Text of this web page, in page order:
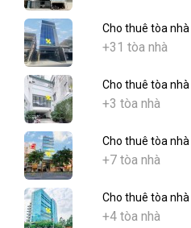
Cho thuê tòa
+31 tòa nhà
Cho thuê tòa
+3 tòa nhà
Cho thuê tòa
+7 tòa nhà
Cho thuê tòa
+4 tòa nhà